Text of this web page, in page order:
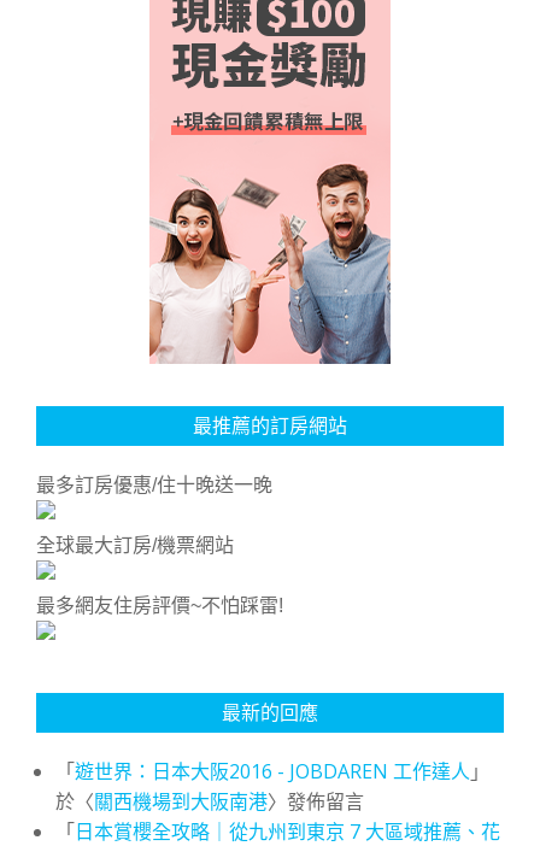
最推薦的訂房網站
最多訂房優惠/住十晚送一晚
全球最大訂房/機票網站
最多網友住房評價~不怕踩雷!
最新的回應
「遊世界：日本大阪2016 - JOBDAREN 工作達人 」
於〈關西機場到大阪南港〉發佈留言
「日本賞櫻全攻略｜從九州到東京 7 大區域推薦、花